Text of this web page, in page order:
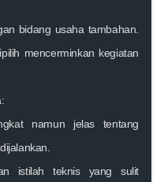
bidang usaha tambahan.
mencerminkan kegiatan
namun jelas tentang
istilah teknis yang sulit